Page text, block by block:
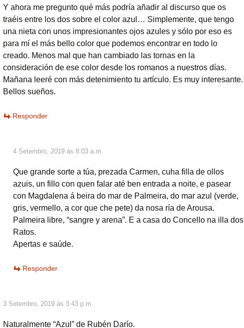
Y ahora me pregunto qué más podría añadir al discurso que os
traéis entre los dos sobre el color azul… Simplemente, que tengo
una nieta con unos impresionantes ojos azules y sólo por eso es
para mí el más bello color que podemos encontrar en todo lo
creado. Menos mal que han cambiado las tornas en la
consideración de ese color desde los romanos a nuestros días.
Mañana leeré con más detenimiento tu artículo. Es muy interesante.
Bellos sueños.
Responder
4 Setembro, 2019 ás 8:03 a.m.
Que grande sorte a túa, prezada Carmen, cuha filla de ollos
azuis, un fillo con quen falar até ben entrada a noite, e pasear
con Magdalena á beira do mar de Palmeira, do mar azul (verde,
gris, vermello, a cor que che pete) da nosa ría de Arousa.
Palmeira libre, “sangre y arena”. E a casa do Concello na illa dos
Ratos.
Apertas e saúde.
Responder
3 Setembro, 2019 ás 3:43 p.m.
Naturalmente “Azul” de Rubén Darío.